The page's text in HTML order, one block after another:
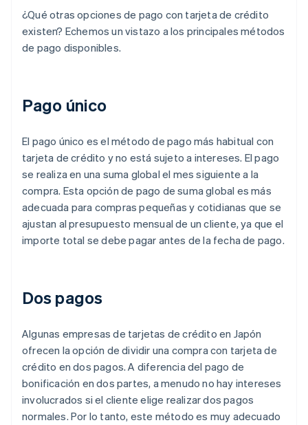
¿Qué otras opciones de pago con tarjeta de crédito
existen? Echemos un vistazo a los principales métodos
de pago disponibles.
Pago único
El pago único es el método de pago más habitual con
tarjeta de crédito y no está sujeto a intereses. El pago
se realiza en una suma global el mes siguiente a la
compra. Esta opción de pago de suma global es más
adecuada para compras pequeñas y cotidianas que se
ajustan al presupuesto mensual de un cliente, ya que el
importe total se debe pagar antes de la fecha de pago.
Dos pagos
Algunas empresas de tarjetas de crédito en Japón
ofrecen la opción de dividir una compra con tarjeta de
crédito en dos pagos. A diferencia del pago de
bonificación en dos partes, a menudo no hay intereses
involucrados si el cliente elige realizar dos pagos
normales. Por lo tanto, este método es muy adecuado